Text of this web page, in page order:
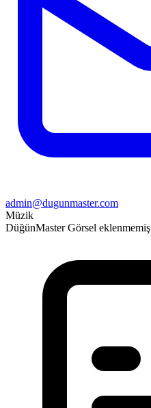
admin@dugunmaster.com
Müzik
DüğünMaster Görsel eklenmemiş